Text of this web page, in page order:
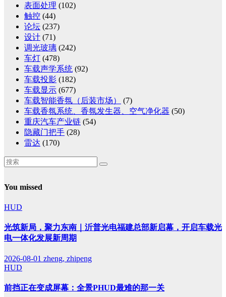
表面处理 (102)
触控 (44)
论坛 (237)
设计 (71)
调光玻璃 (242)
车灯 (478)
车载声学系统 (92)
车载投影 (182)
车载显示 (677)
车载智能香氛（后装市场）
(7)
车载香氛系统、香氛发生器、空气净化器 (50)
重庆汽车产业链 (54)
隐藏门把手 (28)
雷达 (170)
You missed
HUD
光筑新局，聚力东南｜沂普光电福建总部新启幕，开启车载光
电一体化发展新周期
2026-08-01 zheng, zhipeng
HUD
前挡正在变成屏幕：全景PHUD最难的那一关